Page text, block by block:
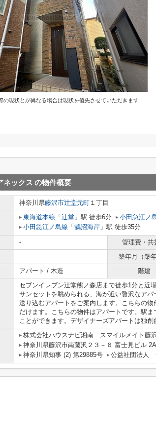
の現状とが異なる場合は現状を優先させていただきます
ネックス の物件概要
神奈川県藤沢市辻堂元町 １丁目
東海道本線 「 辻堂 」駅 徒歩6分
小田急江ノ
小田急江ノ島線 「 鵠沼海岸 」駅 徒歩35分
-
管理費・共
-
築年月（築
アパート / 木造 階建
セブンイレブン辻堂熊ノ森店まで徒歩1分と近
サンセットを眺められる、海が近い贅沢なア
送り込むアパートをご案内します。こちらの
だけます。こちらの物件はアパートです。駅
ことができます。デザイナーズアパートは独
株式会社ハウスナビ湘南 スマイルメイト藤
神奈川県藤沢市南藤沢２３－６ 富士見ビル 2A
神奈川県知事 (2) 第29885号
公益社団法人